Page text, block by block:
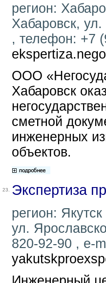
регион:
Хабаровск,
, телефон: +7
ООО
Хабаровск
сметной
инженерных
объектов.
23. Экспертиза
регион:
ул.
820-92-90 , e-